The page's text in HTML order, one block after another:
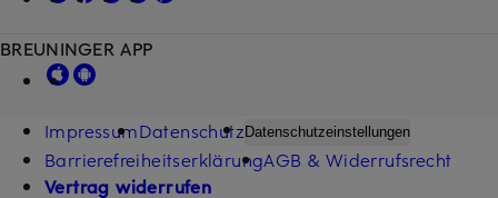
BREUNINGER APP
ImpressumDatenschutz Datenschutzeinstellungen
BarrierefreiheitserklärungAGB & Widerrufsrecht
Vertrag widerrufen